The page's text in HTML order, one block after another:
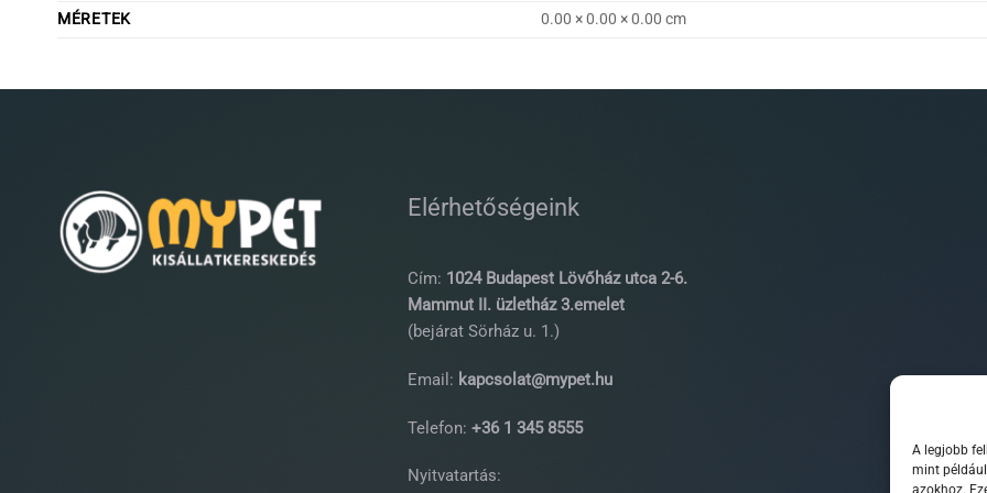
A legjobb
mint
MÉRETEK
0.00 × 0.00 × 0.00 cm
Elérhetőségeink
Cím: 1024 Budapest Lövőház utca 2-6.
Mammut II. üzletház 3.emelet
(bejárat Sörház u. 1.)
Email: kapcsolat@mypet.hu
Telefon: +36 1 345 8555
Nyitvatartás: